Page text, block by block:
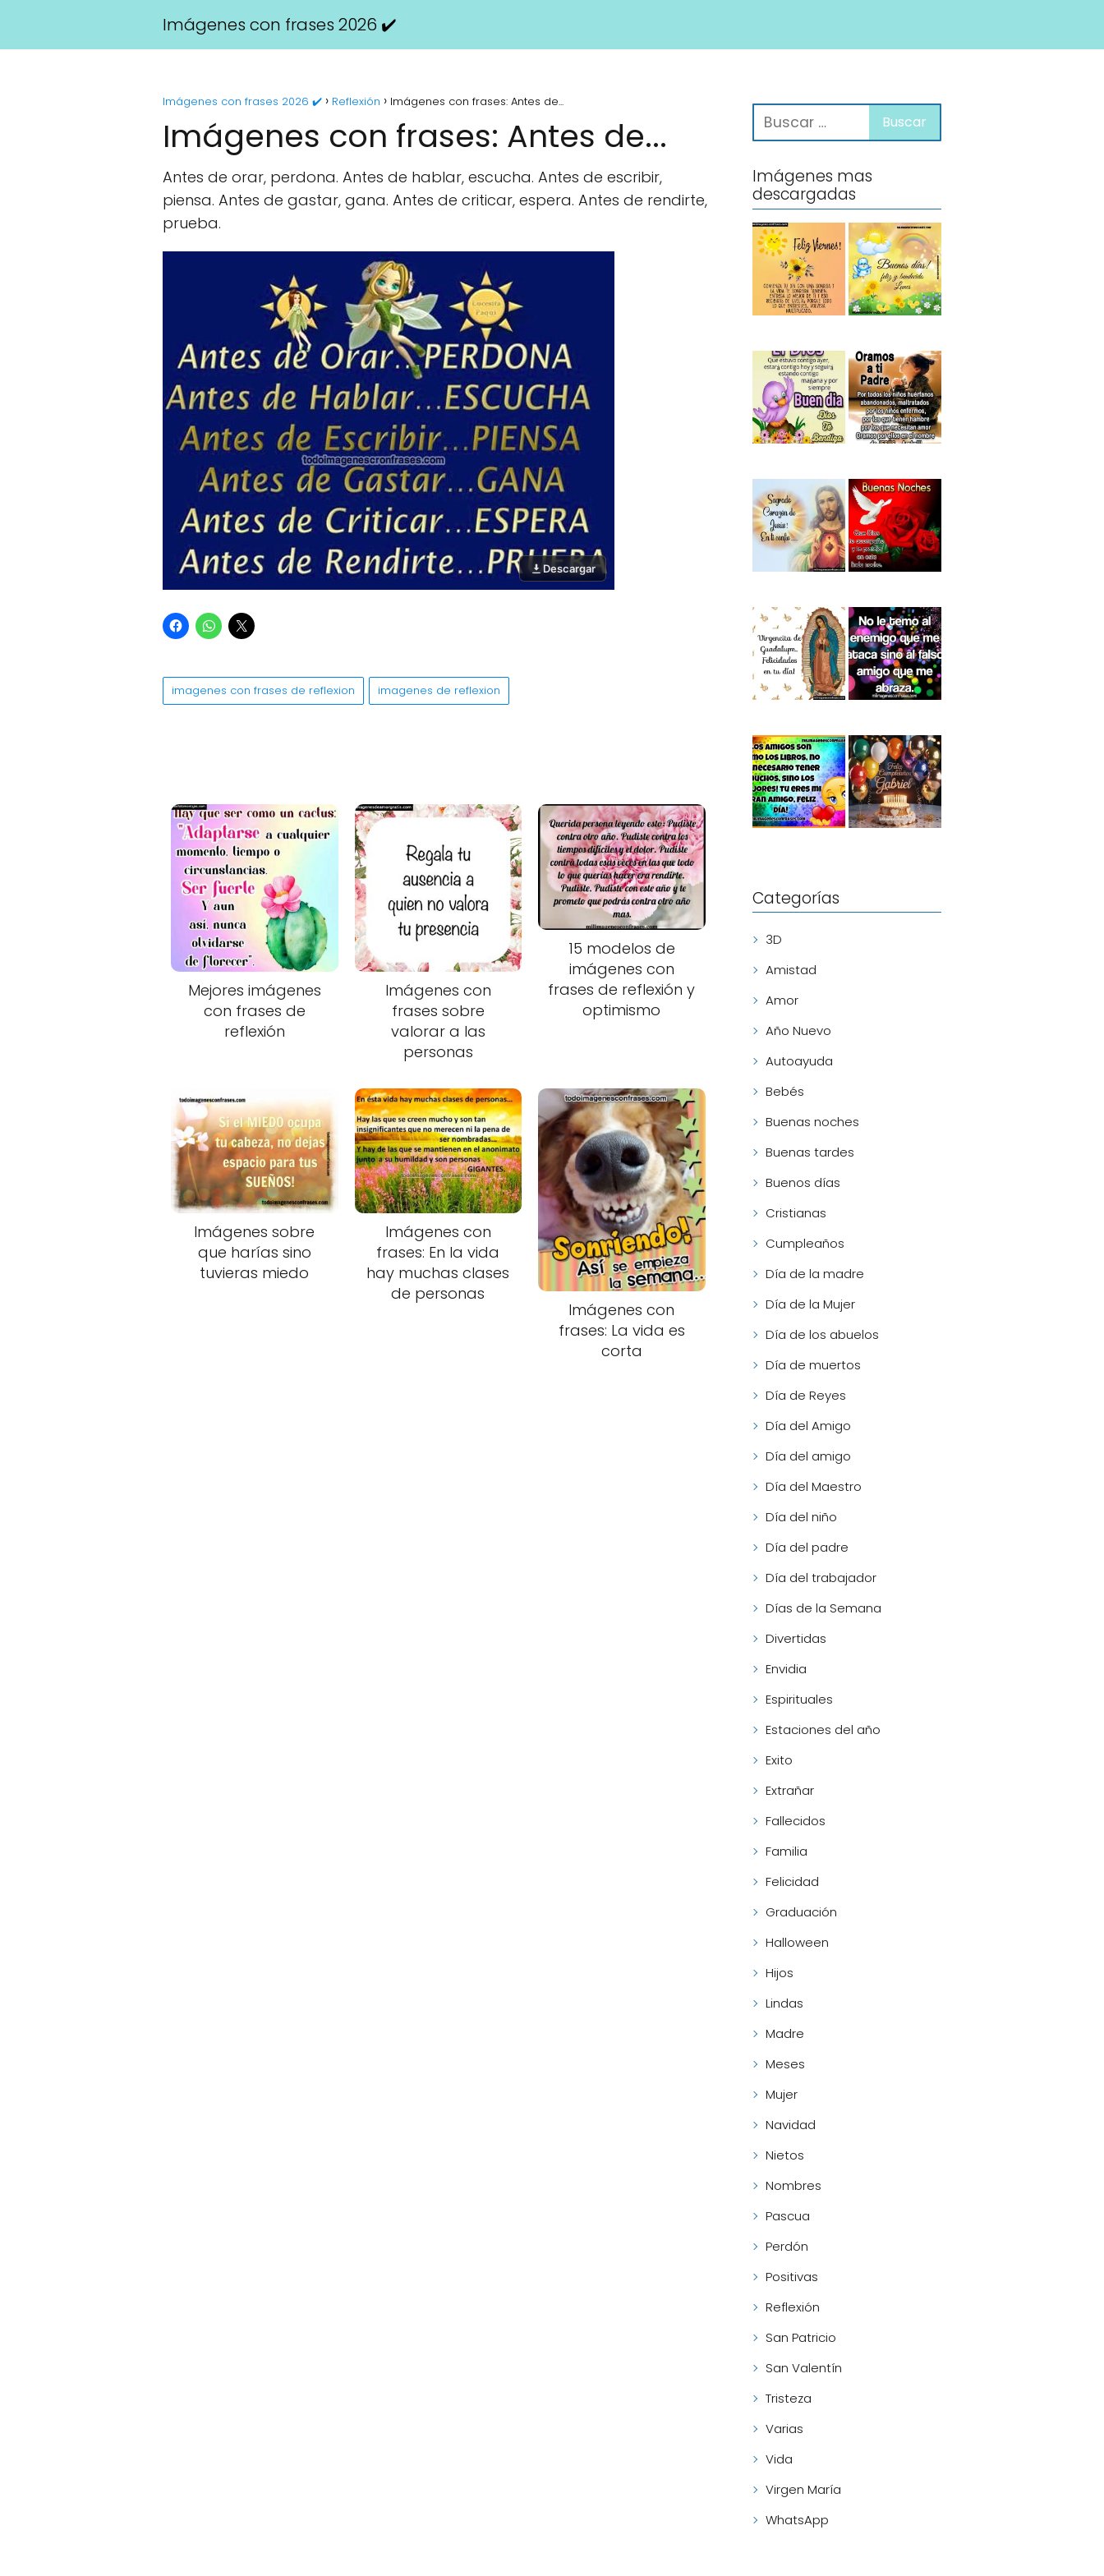
Imágenes con frases 2026 ✔️
Imágenes con frases 2026 ✔️ Reflexión Imágenes con frases: Antes de...
Imágenes con frases: Antes de...
Antes de orar, perdona. Antes de hablar, escucha. Antes de escribir,
piensa. Antes de gastar, gana. Antes de criticar, espera. Antes de rendirte,
prueba.
Descargar
imagenes con frases de reflexion imagenes de reflexion
Mejores imágenes
con frases de
reflexión
Imágenes con
frases sobre
valorar a las
personas
15 modelos de
imágenes con
frases de reflexión y
optimismo
Imágenes sobre
que harías sino
tuvieras miedo
Imágenes con
frases: En la vida
hay muchas clases
de personas
Imágenes con
frases: La vida es
corta
Imágenes mas
descargadas
Categorías
3D
Amistad
Amor
Año Nuevo
Autoayuda
Bebés
Buenas noches
Buenas tardes
Buenos días
Cristianas
Cumpleaños
Día de la madre
Día de la Mujer
Día de los abuelos
Día de muertos
Día de Reyes
Día del Amigo
Día del amigo
Día del Maestro
Día del niño
Día del padre
Día del trabajador
Días de la Semana
Divertidas
Envidia
Espirituales
Estaciones del año
Exito
Extrañar
Fallecidos
Familia
Felicidad
Graduación
Halloween
Hijos
Lindas
Madre
Meses
Mujer
Navidad
Nietos
Nombres
Pascua
Perdón
Positivas
Reflexión
San Patricio
San Valentín
Tristeza
Varias
Vida
Virgen María
WhatsApp